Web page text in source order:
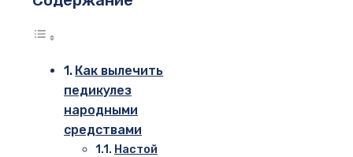
Как вылечить
педикулез
народными
средствами
Настой